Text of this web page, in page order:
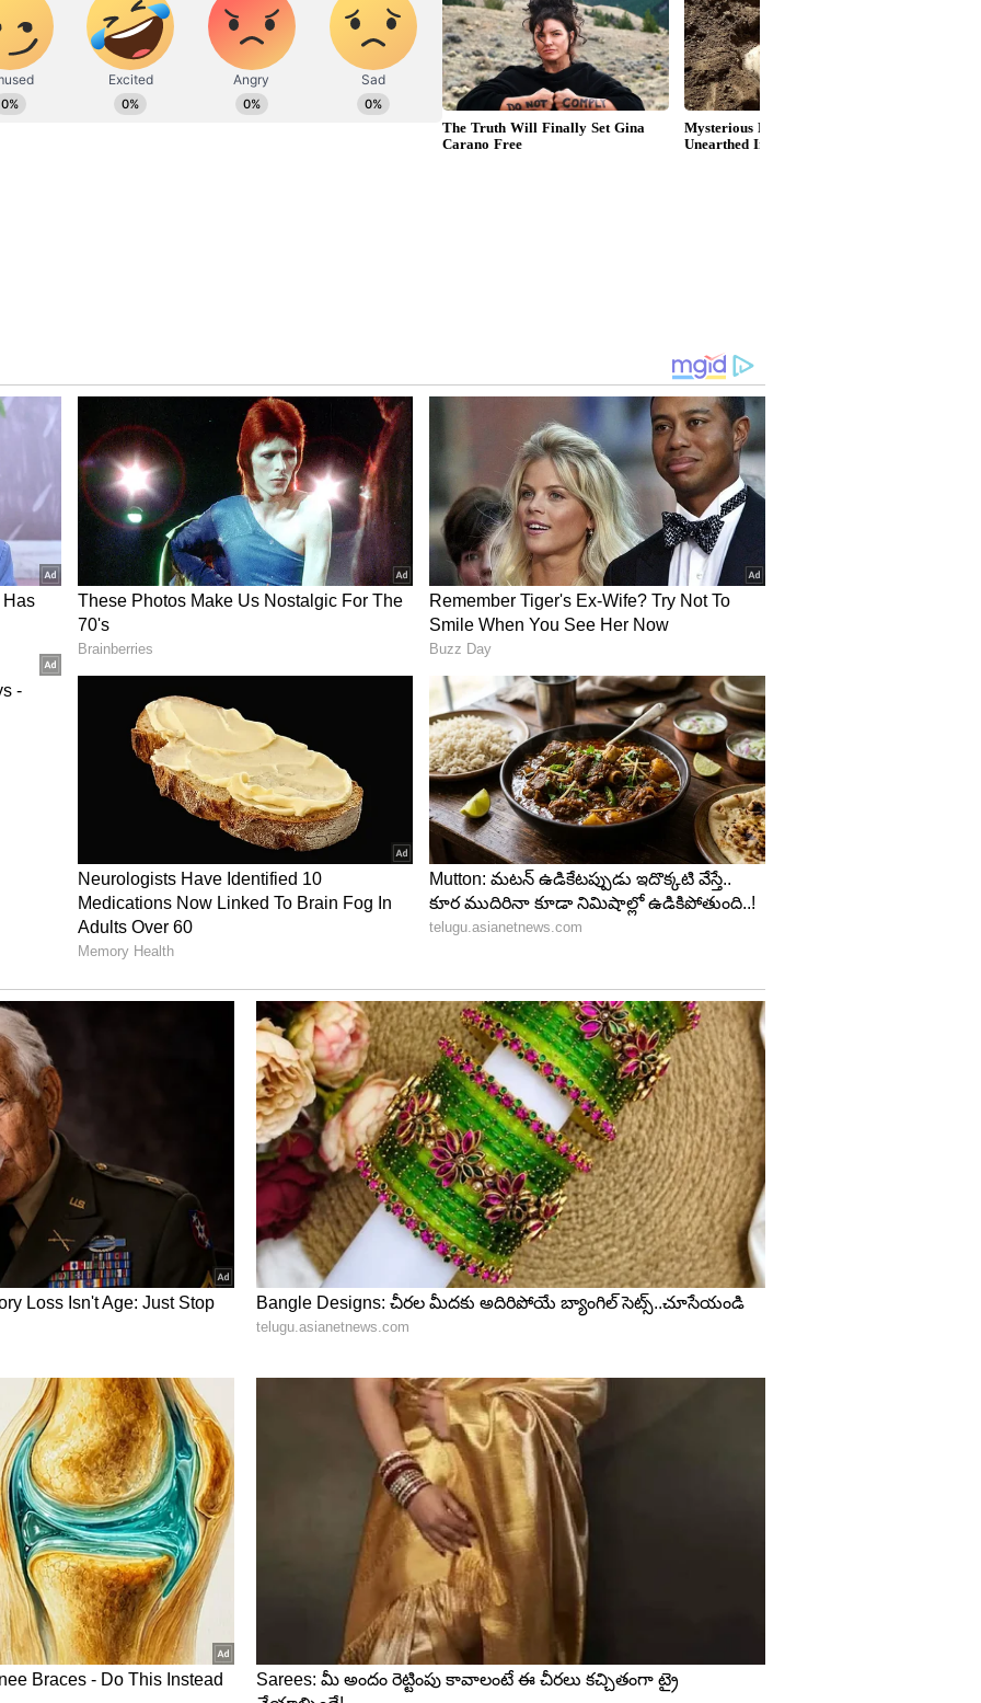
ఐసీసీ నెం.2 టెస్టు బ్యాటర్ స్టీవ్ స్మిత్... బోర్డర్ గవాస్కర్
చేశాడు. ‘ఇండియాలో టెస్టు సిరీస్ గెలవడం యాషెస్ సిరీస్ కంటే
నూటికి నూరు శాతం శ్రమించాల్సిందే...’ అంటూ
విధమైన వ్యాఖ్యలు చేశాడు. ‘ఇండియాలో టెస్టు సిరీస్
సమానం. ఇది నా కెప్టెన్సీ కెరీర్‌కి చాలా విలువైన